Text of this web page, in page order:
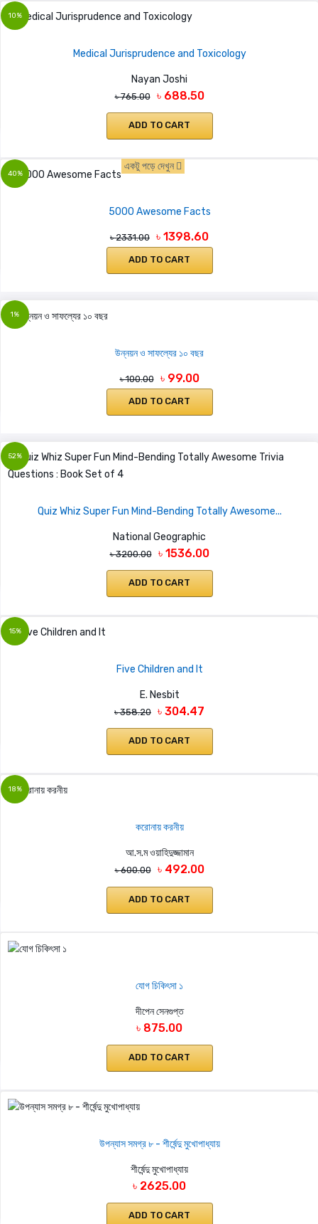
10%
Medical Jurisprudence and Toxicology
Nayan Joshi
৳ 765.00 ৳ 688.50
ADD TO CART
40%
একটু পড়ে দেখুন
5000 Awesome Facts
৳ 2331.00 ৳ 1398.60
ADD TO CART
1%
উন্নয়ন ও সাফল্যের ১০ বছর
৳ 100.00 ৳ 99.00
ADD TO CART
52%
Quiz Whiz Super Fun Mind-Bending Totally Awesome...
National Geographic
৳ 3200.00 ৳ 1536.00
ADD TO CART
15%
Five Children and It
E. Nesbit
৳ 358.20 ৳ 304.47
ADD TO CART
18%
করোনায় করনীয়
আ.স.ম ওয়াহিদুজ্জামান
৳ 600.00 ৳ 492.00
ADD TO CART
যোগ চিকিৎসা ১
দীপেন সেনগুপ্ত
৳ 875.00
ADD TO CART
উপন্যাস সমগ্র ৮ - শীর্ষেন্দু মুখোপাধ্যায়
শীর্ষেন্দু মুখোপাধ্যায়
৳ 2625.00
ADD TO CART